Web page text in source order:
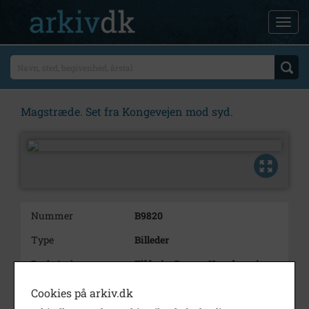
Magstræde. Set fra Kongevejen mod syd.
Nummer
B9820
Type
Billeder
Beskrivelse
Til højre Dragør Kros bygning
Årstal
Cookies på arkiv.dk